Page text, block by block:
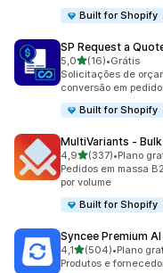
Built for Shopify
SP Request a
5,0de 5 estrelas
(16)
16 avaliações ao todo
•Grátis
Solicitações de
conversão em
Built for Shopify
MultiVariants ‑
4,9de 5 estrelas
(337)
337 avaliações ao
•Plano
Pedidos em massa
por volume
Built for Shopify
Syncee Premium
4,1de 5 estrelas
(504)
504 avaliações ao
•Plano
Produtos e